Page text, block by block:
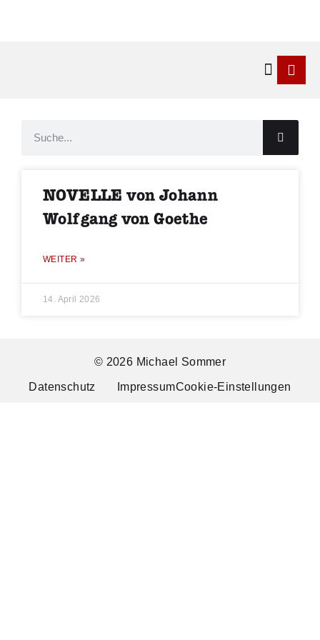
NOVELLE von Johann
Wolfgang von Goethe
WEITER »
14. April 2026
© 2026 Michael Sommer
Datenschutz ImpressumCookie-Einstellungen